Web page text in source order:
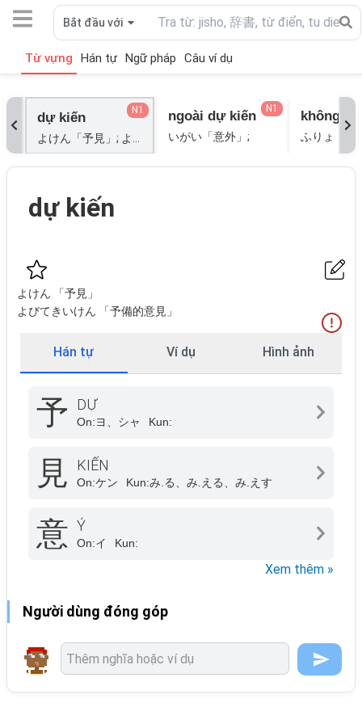
Bắt đầu với
Từ vựng Hán tự Ngữ pháp Câu ví dụ
dự kiến N1 ngoài dự kiến
いがい「意外」;
N1
ふりょ「不
dự kiến
よけん 「予見」
よびてきいけん 「予備的意見」
Hán tự Ví dụ Hình ảnh
予 DỰ
On:ヨ、シャ Kun:
見 KIẾN
On:ケン Kun:み.る、み.える、み.えす
意 Ý
On:イ Kun:
Xem thêm »
Người dùng đóng góp